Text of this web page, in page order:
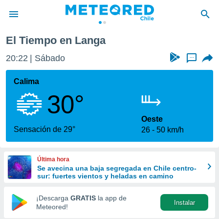
de
por
que se
calidad.
a este
las
y
forma
digital
basada
El Tiempo en Langa
20:22 Sábado ...
Calima
30°
Sensación de 29°
Oeste
26
50 km/h
Última hora
Se avecina una baja segregada en Chile centro-
sur: fuertes vientos y heladas en camino
¡Descarga GRATIS la app de
Meteored!
Instalar